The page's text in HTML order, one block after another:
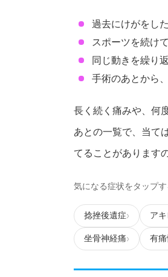
過去にけがをし
スポーツを続け
同じ動きを繰り
手術のあとから
長く続く痛みや、何
あとの一覧で、当て
てることがあります
気になる症状をタップ
捻挫後遺症 ア
坐骨神経痛 有